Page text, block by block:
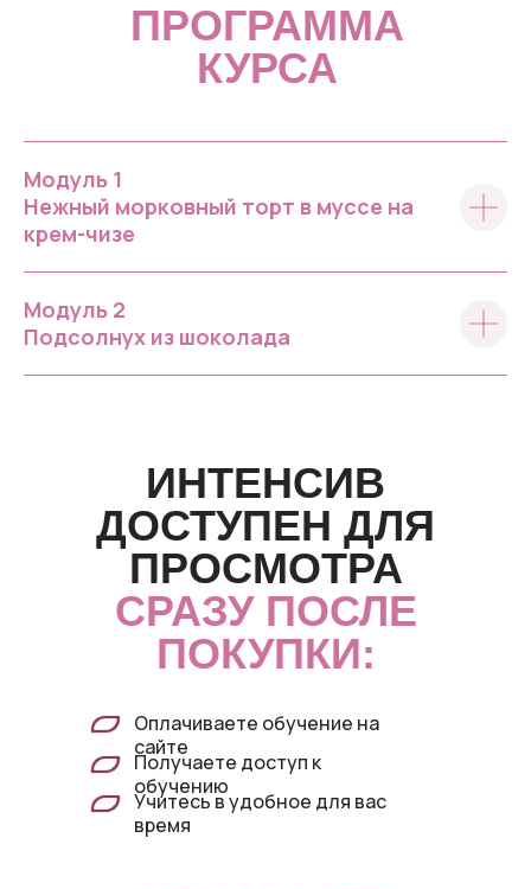
ПРОГРАММА
КУРСА
Модуль 1
Нежный морковный торт в муссе на
крем-чизе
Модуль 2
Подсолнух из шоколада
ИНТЕНСИВ
ДОСТУПЕН ДЛЯ
ПРОСМОТРА
СРАЗУ ПОСЛЕ
ПОКУПКИ:
Оплачиваете обучение на
сайте
Получаете доступ к
обучению
Учитесь в удобное для вас
время